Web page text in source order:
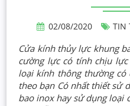
02/08/2020 TIN
Cửa kính thủy lực khung
cường lực có tính chịu
loại kính thông thường có
theo bạn Có nhất thiết sử
bao inox hay sử dụng loại